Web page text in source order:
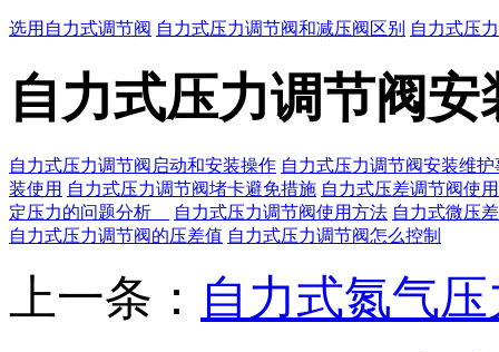
选用自力式调节阀 自力式压力调节阀和减压阀区别 自力式压
自力式压力调节阀
自力式压力调节阀启动和安装操作 自力式压力调节阀安装维护
装使用 自力式压力调节阀堵卡避免措施 自力式压差调节阀
定压力的问题分析
自力式压力调节阀使用方法 自力式微压
自力式压力调节阀的压差值 自力式压力调节阀怎么控制
上一条： 自力式氮气